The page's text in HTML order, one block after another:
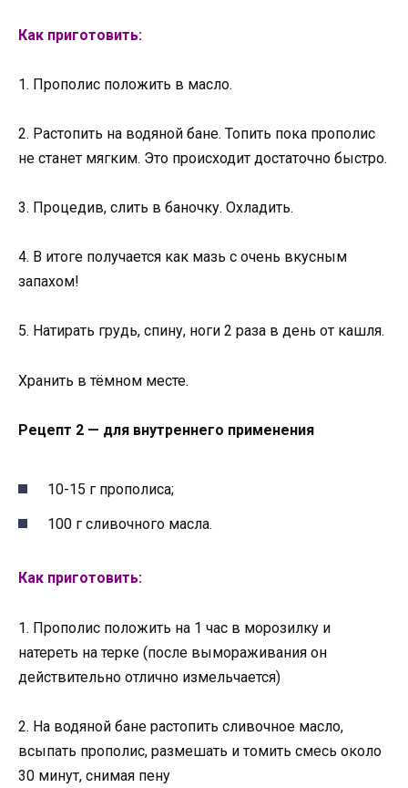
Как приготовить:
1. Прополис положить в масло.
2. Растопить на водяной бане. Топить пока прополис
не станет мягким. Это происходит достаточно быстро.
3. Процедив, слить в баночку. Охладить.
4. В итоге получается как мазь с очень вкусным
запахом!
5. Натирать грудь, спину, ноги 2 раза в день от кашля.
Хранить в тёмном месте.
Рецепт 2 — для внутреннего применения
10-15 г прополиса;
100 г сливочного масла.
Как приготовить:
1. Прополис положить на 1 час в морозилку и
натереть на терке (после вымораживания он
действительно отлично измельчается)
2. На водяной бане растопить сливочное масло,
всыпать прополис, размешать и томить смесь около
30 минут, снимая пену